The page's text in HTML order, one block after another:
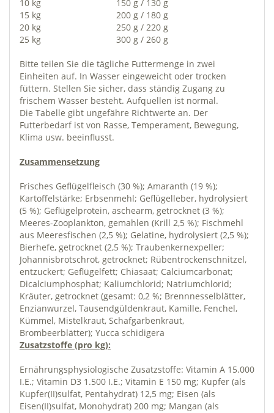
10 kg
150 g / 130 g
15 kg
200 g / 180 g
20 kg
250 g / 220 g
25 kg
300 g / 260 g
Bitte teilen Sie die tägliche Futtermenge in zwei
Einheiten auf. In Wasser eingeweicht oder trocken
füttern. Stellen Sie sicher, dass ständig Zugang zu
frischem Wasser besteht. Aufquellen ist normal.
Die Tabelle gibt ungefähre Richtwerte an. Der
Futterbedarf ist von Rasse, Temperament, Bewegung,
Klima usw. beeinflusst.
Zusammensetzung
Frisches Geflügelfleisch (30 %); Amaranth (19 %);
Kartoffelstärke; Erbsenmehl; Geflügelleber, hydrolysiert
(5 %); Geflügelprotein, aschearm, getrocknet (3 %);
Meeres-Zooplankton, gemahlen (Krill 2,5 %); Fischmehl
aus Meeresfischen (2,5 %); Gelatine, hydrolysiert (2,5 %);
Bierhefe, getrocknet (2,5 %); Traubenkernexpeller;
Johannisbrotschrot, getrocknet; Rübentrockenschnitzel,
entzuckert; Geflügelfett; Chiasaat; Calciumcarbonat;
Dicalciumphosphat; Kaliumchlorid; Natriumchlorid;
Kräuter, getrocknet (gesamt: 0,2 %; Brennnesselblätter,
Enzianwurzel, Tausendgüldenkraut, Kamille, Fenchel,
Kümmel, Mistelkraut, Schafgarbenkraut,
Brombeerblätter); Yucca schidigera
Zusatzstoffe (pro kg):
Ernährungsphysiologische Zusatzstoffe: Vitamin A 15.000
I.E.; Vitamin D3 1.500 I.E.; Vitamin E 150 mg; Kupfer (als
Kupfer(II)sulfat, Pentahydrat) 12,5 mg; Eisen (als
Eisen(II)sulfat, Monohydrat) 200 mg; Mangan (als